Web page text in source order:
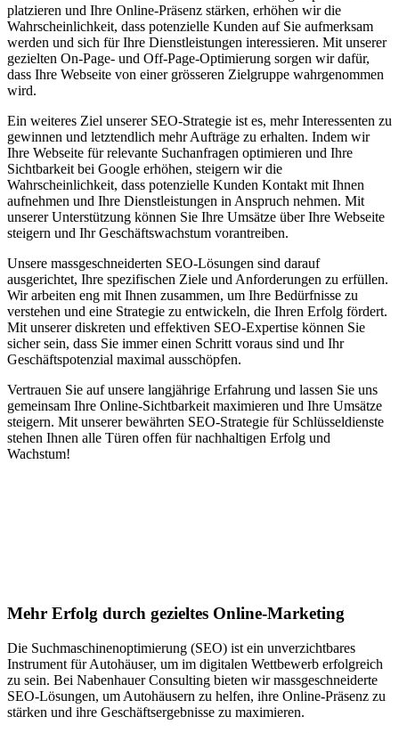
platzieren und Ihre Online-Präsenz stärken, erhöhen wir die
Wahrscheinlichkeit, dass potenzielle Kunden auf Sie aufmerksam
werden und sich für Ihre Dienstleistungen interessieren. Mit unserer
gezielten On-Page- und Off-Page-Optimierung sorgen wir dafür,
dass Ihre Webseite von einer grösseren Zielgruppe wahrgenommen
wird.
Ein weiteres Ziel unserer SEO-Strategie ist es, mehr Interessenten zu
gewinnen und letztendlich mehr Aufträge zu erhalten. Indem wir
Ihre Webseite für relevante Suchanfragen optimieren und Ihre
Sichtbarkeit bei Google erhöhen, steigern wir die
Wahrscheinlichkeit, dass potenzielle Kunden Kontakt mit Ihnen
aufnehmen und Ihre Dienstleistungen in Anspruch nehmen. Mit
unserer Unterstützung können Sie Ihre Umsätze über Ihre Webseite
steigern und Ihr Geschäftswachstum vorantreiben.
Unsere massgeschneiderten SEO-Lösungen sind darauf
ausgerichtet, Ihre spezifischen Ziele und Anforderungen zu erfüllen.
Wir arbeiten eng mit Ihnen zusammen, um Ihre Bedürfnisse zu
verstehen und eine Strategie zu entwickeln, die Ihren Erfolg fördert.
Mit unserer diskreten und effektiven SEO-Expertise können Sie
sicher sein, dass Sie immer einen Schritt voraus sind und Ihr
Geschäftspotenzial maximal ausschöpfen.
Vertrauen Sie auf unsere langjährige Erfahrung und lassen Sie uns
gemeinsam Ihre Online-Sichtbarkeit maximieren und Ihre Umsätze
steigern. Mit unserer bewährten SEO-Strategie für Schlüsseldienste
stehen Ihnen alle Türen offen für nachhaltigen Erfolg und
Wachstum!
Mehr Erfolg durch gezieltes Online-Marketing
Die Suchmaschinenoptimierung (SEO) ist ein unverzichtbares
Instrument für Autohäuser, um im digitalen Wettbewerb erfolgreich
zu sein. Bei Nabenhauer Consulting bieten wir massgeschneiderte
SEO-Lösungen, um Autohäusern zu helfen, ihre Online-Präsenz zu
stärken und ihre Geschäftsergebnisse zu maximieren.